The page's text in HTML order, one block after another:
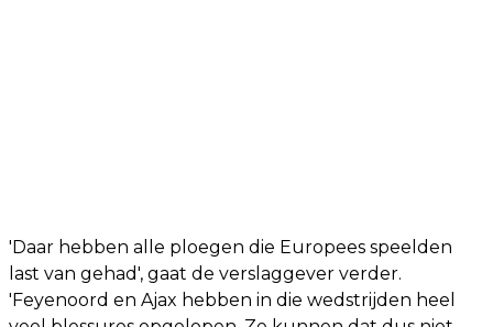
'Daar hebben alle ploegen die Europees speelden
last van gehad', gaat de verslaggever verder.
'Feyenoord en Ajax hebben in die wedstrijden heel